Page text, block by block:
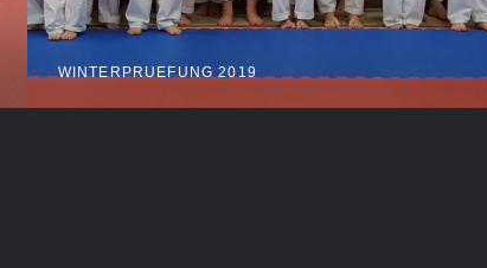
WINTERPRUEFUNG 2019